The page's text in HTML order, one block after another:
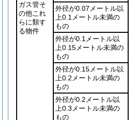
ガス管そ
の他これ
らに類す
る物件
外径が0.07メートル以
上0.1メートル未満の
もの
外径が0.1メートル以
上0.15メートル未満の
もの
外径が0.15メートル以
上0.2メートル未満の
もの
外径が0.2メートル以
上0.3メートル未満の
もの